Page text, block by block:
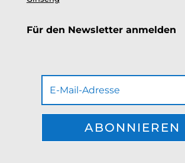
Für den Newsletter anmelden
ABONNIEREN